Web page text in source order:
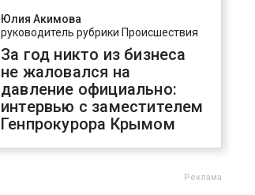
Юлия Акимова
руководитель рубрики Происшествия
За год никто из бизнеса
не жаловался на
давление официально:
интервью с заместителем
Генпрокурора Крымом